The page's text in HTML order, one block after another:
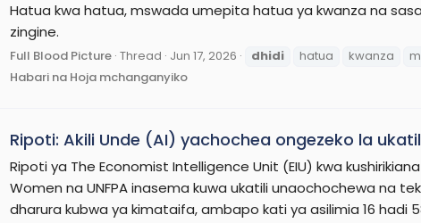
Hatua kwa hatua, mswada umepita hatua ya kwanza na
zingine.
Full Blood Picture Thread Jun 17, 2026 dhidi hatua kwanza
Habari na Hoja mchanganyiko
Ripoti: Akili Unde (AI) yachochea ongezeko la
Ripoti ya The Economist Intelligence Unit (EIU) kwa
Women na UNFPA inasema kuwa ukatili unaochochewa na
dharura kubwa ya kimataifa, ambapo kati ya asilimia 16 hadi